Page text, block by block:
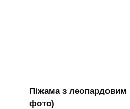
Піжама з леопардовим
фото)